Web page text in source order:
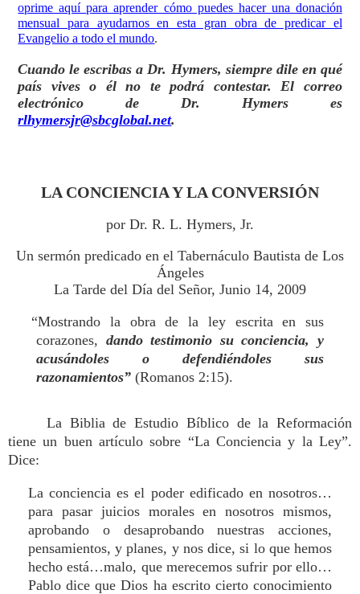
oprime aquí para aprender cómo puedes hacer una donación
mensual para ayudarnos en esta gran obra de predicar el
Evangelio a todo el mundo.
Cuando le escribas a Dr. Hymers, siempre dile en qué
país vives o él no te podrá contestar. El correo
electrónico de Dr. Hymers es
rlhymersjr@sbcglobal.net.
LA CONCIENCIA Y LA CONVERSIÓN
por Dr. R. L. Hymers, Jr.
Un sermón predicado en el Tabernáculo Bautista de Los
Ángeles
La Tarde del Día del Señor, Junio 14, 2009
“Mostrando la obra de la ley escrita en sus
corazones, dando testimonio su conciencia, y
acusándoles o defendiéndoles sus
razonamientos” (Romanos 2:15).
La Biblia de Estudio Bíblico de la Reformación
tiene un buen artículo sobre “La Conciencia y la Ley”.
Dice:
La conciencia es el poder edificado en nosotros…
para pasar juicios morales en nosotros mismos,
aprobando o desaprobando nuestras acciones,
pensamientos, y planes, y nos dice, si lo que hemos
hecho está…malo, que merecemos sufrir por ello…
Pablo dice que Dios ha escrito cierto conocimiento